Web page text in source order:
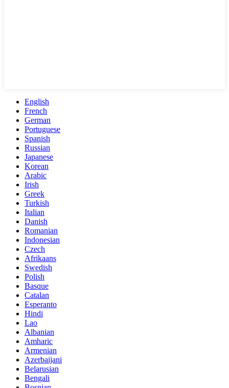
English
French
German
Portuguese
Spanish
Russian
Japanese
Korean
Arabic
Irish
Greek
Turkish
Italian
Danish
Romanian
Indonesian
Czech
Afrikaans
Swedish
Polish
Basque
Catalan
Esperanto
Hindi
Lao
Albanian
Amharic
Armenian
Azerbaijani
Belarusian
Bengali